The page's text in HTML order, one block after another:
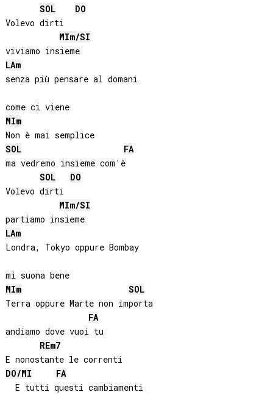
SOL
DO
Volevo dirti
MIm/SI
viviamo insieme
LAm
senza più pensare al domani
come ci viene
MIm
Non è mai semplice
SOL
FA
ma vedremo insieme com'è
SOL
DO
Volevo dirti
MIm/SI
partiamo insieme
LAm
Londra, Tokyo oppure Bombay
mi suona bene
MIm
SOL
Terra oppure Marte non importa
FA
andiamo dove vuoi tu
REm7
DO/MI
FA